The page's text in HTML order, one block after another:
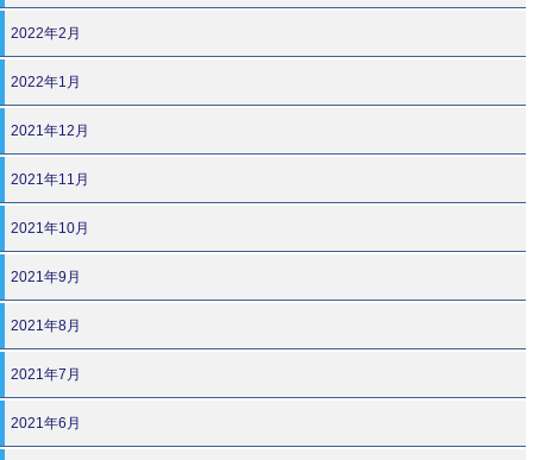
2022年2月
2022年1月
2021年12月
2021年11月
2021年10月
2021年9月
2021年8月
2021年7月
2021年6月